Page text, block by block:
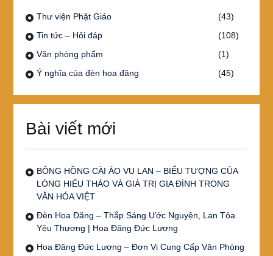
Thư viện Phật Giáo
(43)
Tin tức – Hỏi đáp
(108)
Văn phòng phẩm
(1)
Ý nghĩa của đèn hoa đăng
(45)
Bài viết mới
BÔNG HỒNG CÀI ÁO VU LAN – BIỂU TƯỢNG CỦA
LÒNG HIẾU THẢO VÀ GIÁ TRỊ GIA ĐÌNH TRONG
VĂN HÓA VIỆT
Đèn Hoa Đăng – Thắp Sáng Ước Nguyện, Lan Tỏa
Yêu Thương | Hoa Đăng Đức Lương
Hoa Đăng Đức Lương – Đơn Vị Cung Cấp Văn Phòng